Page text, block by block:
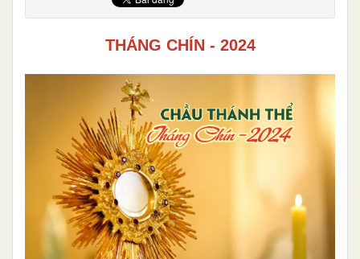
THÁNG CHÍN - 2024